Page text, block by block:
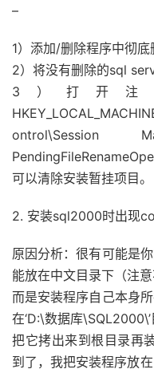
–
1）添加/删除程序中彻
2）将没有删除的sql
3）打开注
可以清除安装暂挂项目。
2. 安装sql2000时出现
原因分析：很有可能是
能放在中文目录下（注意
而是安装程序自己本身
在‘D:\数据库\SQL2000\’
把它拷出来到根目录再
到了，我把安装程序放